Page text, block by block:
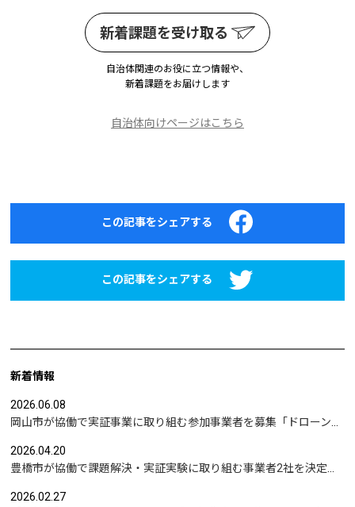
新着課題を受け取る
自治体関連のお役に立つ情報や、
新着課題をお届けします
自治体向けページはこちら
この記事をシェアする
この記事をシェアする
新着情報
2026.06.08
岡山市が協働で実証事業に取り組む参加事業者を募集「ドローンを活用した沿岸部への避難情報伝達の検証」など
2026.04.20
豊橋市が協働で課題解決・実証実験に取り組む事業者2社を決定｜実証テーマは「地域包括支援センターの業務マニュアル整備」と「給食注文管理のシステム化」
2026.02.27